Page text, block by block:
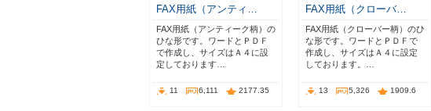
FAX用紙（アンティ…
FAX用紙（アンティーク柄）の
ひな形です。ワードとＰＤＦ
で作成し、サイズはＡ４に設
定しております…
11 6,111 2177.35
FAX用紙（クローバ…
FAX用紙（クローバー柄）のひ
な形です。ワードとＰＤＦで
作成し、サイズはＡ４に設定
しております。…
13 5,326 1909.6